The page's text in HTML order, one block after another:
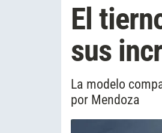
El
sus
La modelo
por Mendoza